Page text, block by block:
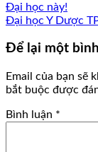
Đại học này!
Đại học Y Dược
Để lại một
Email của bạn sẽ
bắt buộc được
Bình luận *